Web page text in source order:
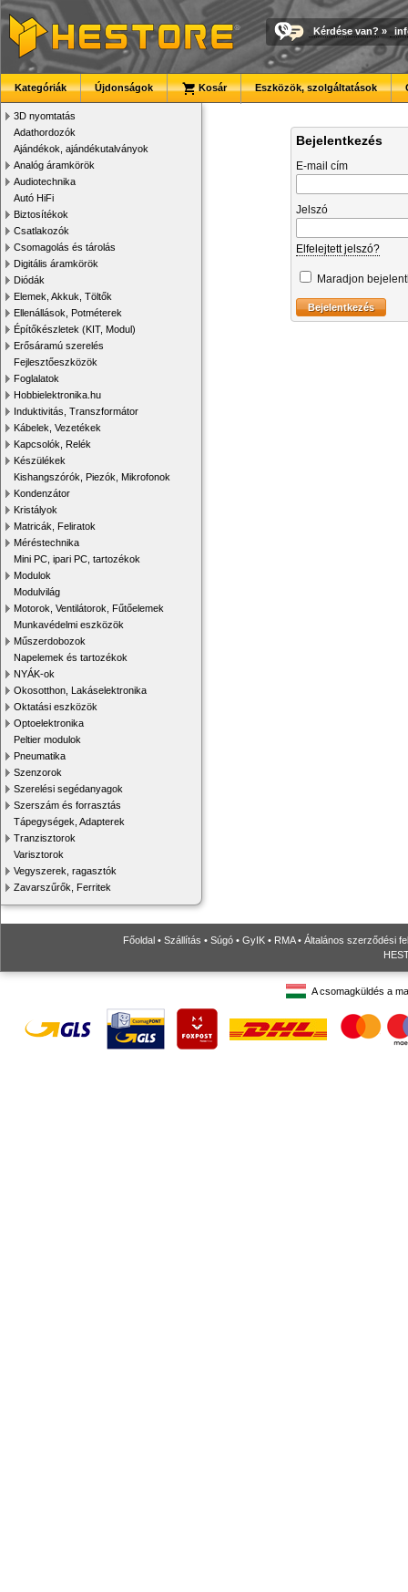
Kérdése van? »
Kategóriák Újdonságok Kosár Eszközök, szolgáltatások
3D nyomtatás
Adathordozók
Ajándékok, ajándékutalványok
Analóg áramkörök
Audiotechnika
Autó HiFi
Biztosítékok
Csatlakozók
Csomagolás és tárolás
Digitális áramkörök
Diódák
Elemek, Akkuk, Töltők
Ellenállások, Potméterek
Építőkészletek (KIT, Modul)
Erősáramú szerelés
Fejlesztőeszközök
Foglalatok
Hobbielektronika.hu
Induktivitás, Transzformátor
Kábelek, Vezetékek
Kapcsolók, Relék
Készülékek
Kishangszórók, Piezók, Mikrofonok
Kondenzátor
Kristályok
Matricák, Feliratok
Méréstechnika
Mini PC, ipari PC, tartozékok
Modulok
Modulvilág
Motorok, Ventilátorok, Fűtőelemek
Munkavédelmi eszközök
Műszerdobozok
Napelemek és tartozékok
NYÁK-ok
Okosotthon, Lakáselektronika
Oktatási eszközök
Optoelektronika
Peltier modulok
Pneumatika
Szenzorok
Szerelési segédanyagok
Szerszám és forrasztás
Tápegységek, Adapterek
Tranzisztorok
Varisztorok
Vegyszerek, ragasztók
Zavarszűrők, Ferritek
Bejelentkezés
E-mail cím
Jelszó
Elfelejtett jelszó?
Maradjon
Főoldal • Szállítás • Súgó • GyIK • RMA• Általános szerződési
A csomagküldés a